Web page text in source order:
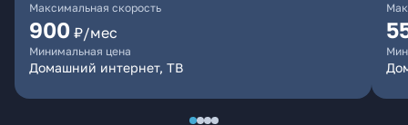
Максимальная скорость
900 ₽/мес
Минимальная цена
Домашний интернет, ТВ